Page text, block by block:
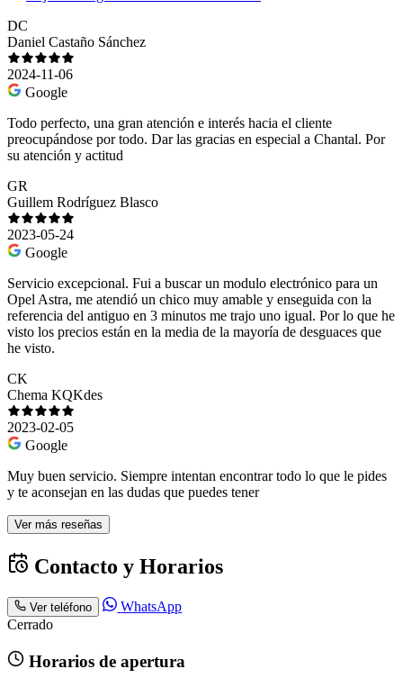
DC
Daniel Castaño Sánchez
2024-11-06
Google
Todo perfecto, una gran atención e interés hacia el cliente
preocupándose por todo. Dar las gracias en especial a Chantal. Por
su atención y actitud
GR
Guillem Rodríguez Blasco
2023-05-24
Google
Servicio excepcional. Fui a buscar un modulo electrónico para un
Opel Astra, me atendió un chico muy amable y enseguida con la
referencia del antiguo en 3 minutos me trajo uno igual. Por lo que he
visto los precios están en la media de la mayoría de desguaces que
he visto.
CK
Chema KQKdes
2023-02-05
Google
Muy buen servicio. Siempre intentan encontrar todo lo que le pides
y te aconsejan en las dudas que puedes tener
Ver más reseñas
Contacto y Horarios
Ver teléfono
WhatsApp
Cerrado
Horarios de apertura